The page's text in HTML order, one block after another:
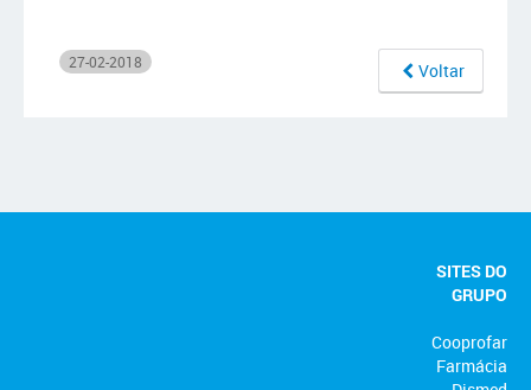
27-02-2018 Voltar
SITES DO
GRUPO
Cooprofar
Farmácia